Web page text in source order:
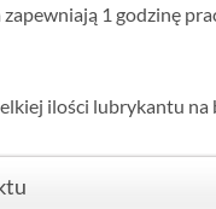
zapewniają 1 godzinę
ilości lubrykantu